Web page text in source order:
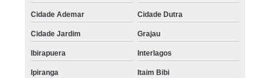
Cidade Ademar Cidade Dutra
Cidade Jardim Grajau
Ibirapuera Interlagos
Ipiranga Itaim Bibi